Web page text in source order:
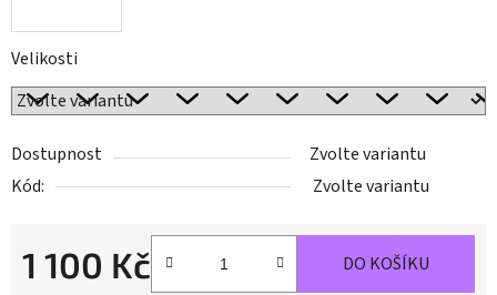
Velikosti
Dostupnost
Zvolte variantu
Kód:
Zvolte variantu
1 100 Kč DO KOŠÍKU